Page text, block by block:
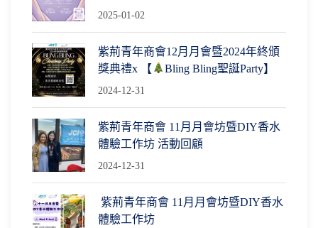
2025-01-02
紫荊青年商會12月月會暨2024年終頒
獎典禮x 【
Bling Bling聖誕Party】
2024-12-31
紫荊青年商會 11月月會坊暨DIY香水
體驗工作坊 活動回顧
2024-12-31
紫荊青年商會 11月月會坊暨DIY香水
體驗工作坊